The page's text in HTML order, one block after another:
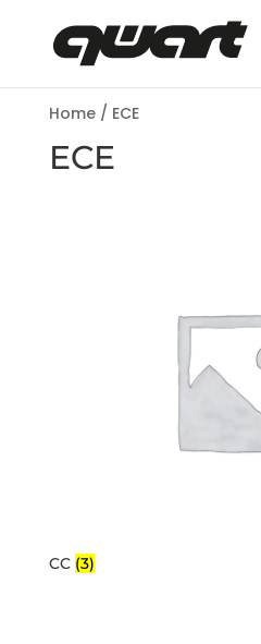
Home/ ECE
ECE
CC (3)